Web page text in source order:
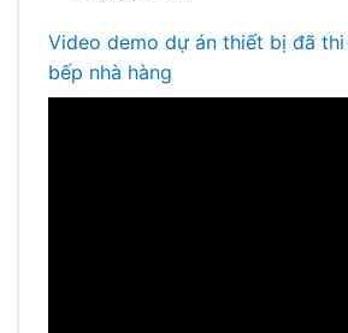
Video demo dự án thiết bị đã
bếp nhà hàng